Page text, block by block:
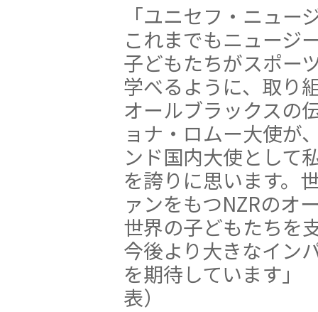
「ユニセフ・ニュ
これまでもニュージ
子どもたちがスポー
学べるように、取り
オールブラックスの
ョナ・ロムー大使が
ンド国内大使として
を誇りに思います。
ァンをもつNZRのオ
世界の子どもたちを
今後より大きなイン
を期待しています」
表）